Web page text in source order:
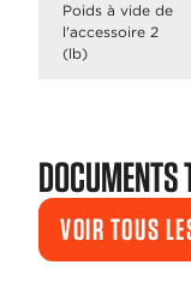
Poids à vide de
l'accessoire 2
(lb)
DOCUMENTS
VOIR TOUS